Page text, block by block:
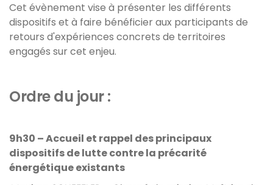
Cet évènement vise à présenter les différents
dispositifs et à faire bénéficier aux participants de
retours d'expériences concrets de territoires
engagés sur cet enjeu.
Ordre du jour :
9h30 – Accueil et rappel des principaux
dispositifs de lutte contre la précarité
énergétique existants